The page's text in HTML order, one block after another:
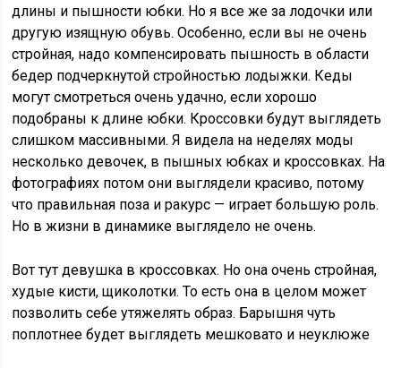
длины и пышности юбки. Но я все же за лодочки или
другую изящную обувь. Особенно, если вы не очень
стройная, надо компенсировать пышность в области
бедер подчеркнутой стройностью лодыжки. Кеды
могут смотреться очень удачно, если хорошо
подобраны к длине юбки. Кроссовки будут выглядеть
слишком массивными. Я видела на неделях моды
несколько девочек, в пышных юбках и кроссовках. На
фотографиях потом они выглядели красиво, потому
что правильная поза и ракурс — играет большую роль.
Но в жизни в динамике выглядело не очень.
Вот тут девушка в кроссовках. Но она очень стройная,
худые кисти, щиколотки. То есть она в целом может
позволить себе утяжелять образ. Барышня чуть
поплотнее будет выглядеть мешковато и неуклюже